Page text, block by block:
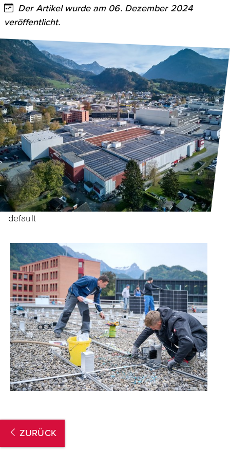
default
Der Artikel wurde am 06. Dezember 2024
veröffentlicht.
ZURÜCK